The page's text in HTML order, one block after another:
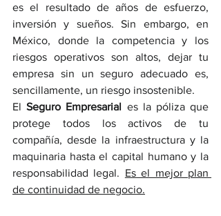
es el resultado de años de esfuerzo,
inversión y sueños. Sin embargo, en
México, donde la competencia y los
riesgos operativos son altos, dejar tu
empresa sin un seguro adecuado es,
sencillamente, un riesgo insostenible.
El Seguro Empresarial es la póliza que
protege todos los activos de tu
compañía, desde la infraestructura y la
maquinaria hasta el capital humano y la
responsabilidad legal. Es el mejor plan
de continuidad de negocio.